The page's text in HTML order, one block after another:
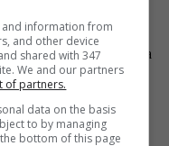
| Foto:Facebook Erikha
le era
information from
and other device
shared with 347
We and our partners
of partners.
data on the basis
to by managing
bottom of this page